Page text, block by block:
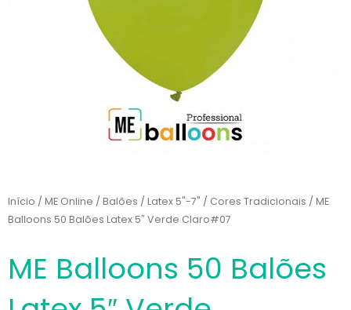
Início / ME Online / Balões / Latex 5"-7" / Cores Tradicionais / ME
Balloons 50 Balões Latex 5″ Verde Claro#07
ME Balloons 50 Balões